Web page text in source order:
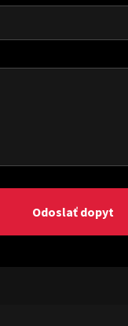
Odoslať dopyt